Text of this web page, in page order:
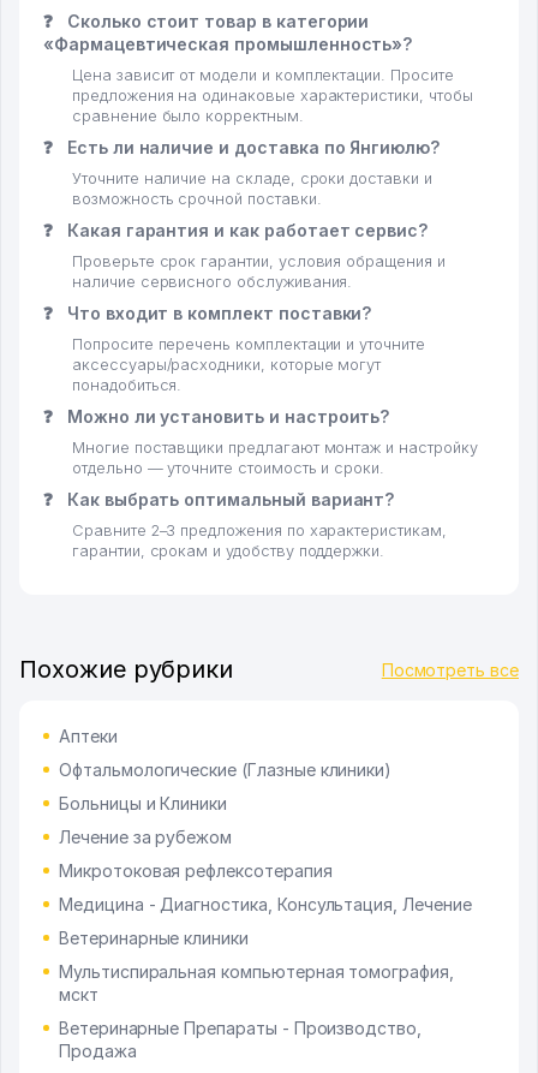
❓
Сколько стоит товар в категории
«Фармацевтическая промышленность»?
Цена зависит от модели и комплектации. Просите
предложения на одинаковые характеристики, чтобы
сравнение было корректным.
❓ Есть ли наличие и доставка по Янгиюлю?
Уточните наличие на складе, сроки доставки и
возможность срочной поставки.
❓ Какая гарантия и как работает сервис?
Проверьте срок гарантии, условия обращения и
наличие сервисного обслуживания.
❓ Что входит в комплект поставки?
Попросите перечень комплектации и уточните
аксессуары/расходники, которые могут
понадобиться.
❓ Можно ли установить и настроить?
Многие поставщики предлагают монтаж и настройку
отдельно — уточните стоимость и сроки.
❓ Как выбрать оптимальный вариант?
Сравните 2–3 предложения по характеристикам,
гарантии, срокам и удобству поддержки.
Похожие рубрики Посмотреть все
Аптеки
Офтальмологические (Глазные клиники)
Больницы и Клиники
Лечение за рубежом
Микротоковая рефлексотерапия
Медицина - Диагностика, Консультация, Лечение
Ветеринарные клиники
Мультиспиральная компьютерная томография,
мскт
Ветеринарные Препараты - Производство,
Продажа